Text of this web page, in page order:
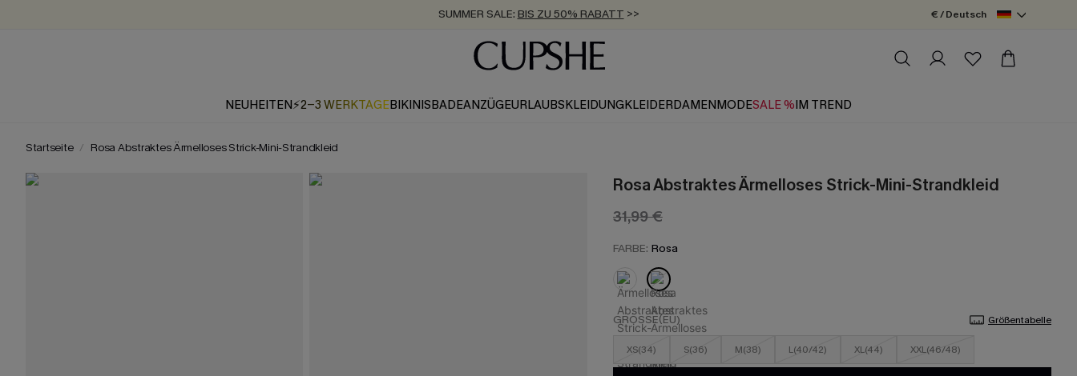
SUMMER SALE: BIS ZU 50% RABATT >>
ZUM NEWSLETTER:BIS ZU -20% EXTRA ERHALTEN
KOSTENLOSER VERSAND AB 89 €
€ / Deutsch
NEUHEITEN⚡2-3 WERKTAGEBIKINISBADEANZÜGEURLAUBSKLEIDUNGKLEIDERDAMENMODESALE %IM TREND
Startseite Rosa Abstraktes Ärmelloses Strick-Mini-Strandkleid
Rosa Abstraktes Ärmelloses Strick-Mini-Strandkleid
31,99 €
FARBE: Rosa
GRÖSSE(EU) Größentabelle
XS(34) S(36) M(38) L(40/42) XL(44) XXL(46/48)